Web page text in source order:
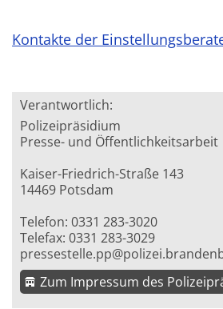
Kontakte der
Verantwortlich:
Polizeipräsidium
Presse- und Öffentlichkeitsarbeit
Kaiser-Friedrich-Straße 143
14469 Potsdam
Telefon: 0331 283-3020
Telefax: 0331 283-3029
Zum Impressum des